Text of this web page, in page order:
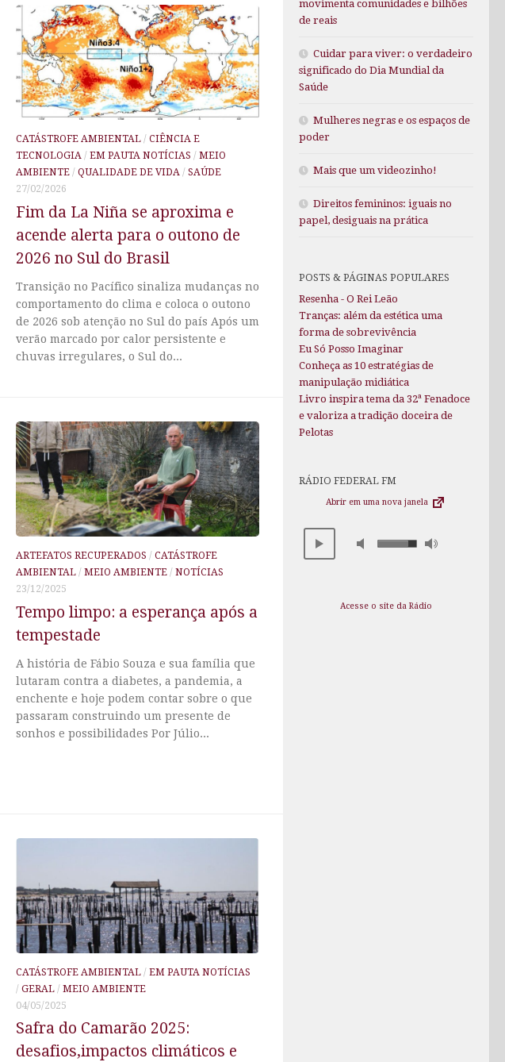
CATÁSTROFE AMBIENTAL / CIÊNCIA E
TECNOLOGIA / EM PAUTA NOTÍCIAS / MEIO
AMBIENTE / QUALIDADE DE VIDA / SAÚDE
27/02/2026
Fim da La Niña se aproxima e
acende alerta para o outono de
2026 no Sul do Brasil
Transição no Pacífico sinaliza mudanças no
comportamento do clima e coloca o outono
de 2026 sob atenção no Sul do país Após um
verão marcado por calor persistente e
chuvas irregulares, o Sul do...
ARTEFATOS RECUPERADOS / CATÁSTROFE
AMBIENTAL / MEIO AMBIENTE / NOTÍCIAS
23/12/2025
Tempo limpo: a esperança após a
tempestade
A história de Fábio Souza e sua família que
lutaram contra a diabetes, a pandemia, a
enchente e hoje podem contar sobre o que
passaram construindo um presente de
sonhos e possibilidades Por Júlio...
CATÁSTROFE AMBIENTAL / EM PAUTA NOTÍCIAS
/ GERAL / MEIO AMBIENTE
04/05/2025
Safra do Camarão 2025:
desafios,impactos climáticos e
movimenta comunidades e bilhões
de reais
Cuidar para viver: o verdadeiro
significado do Dia Mundial da
Saúde
Mulheres negras e os espaços de
poder
Mais que um videozinho!
Direitos femininos: iguais no
papel, desiguais na prática
POSTS & PÁGINAS POPULARES
Resenha - O Rei Leão
Tranças: além da estética uma
forma de sobrevivência
Eu Só Posso Imaginar
Conheça as 10 estratégias de
manipulação midiática
Livro inspira tema da 32ª Fenadoce
e valoriza a tradição doceira de
Pelotas
RÁDIO FEDERAL FM
Abrir em uma nova janela
Acesse o site da Rádio